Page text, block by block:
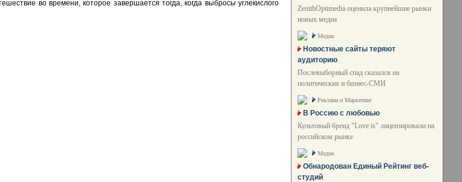
во времени, которое завершается тогда, когда выбросы углекислого
ZenithOptimedia оценила крупнейшие рынки
новых медиа
Медиа
Новостные сайты теряют
аудиторию
Послевыборный спад сказался на
политических и бизнес-СМИ
Реклама и Маркетинг
В Россию с любовью
Культовый бренд "Love is" лицензировали на
российском рынке
Медиа
Обнародован Единый Рейтинг веб-
студий